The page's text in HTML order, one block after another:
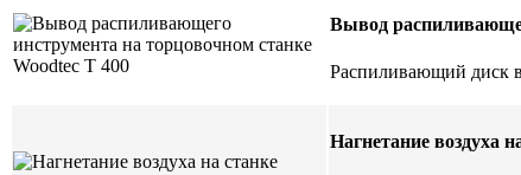
Вывод
Распиливающий диск
Нагнетание воздуха